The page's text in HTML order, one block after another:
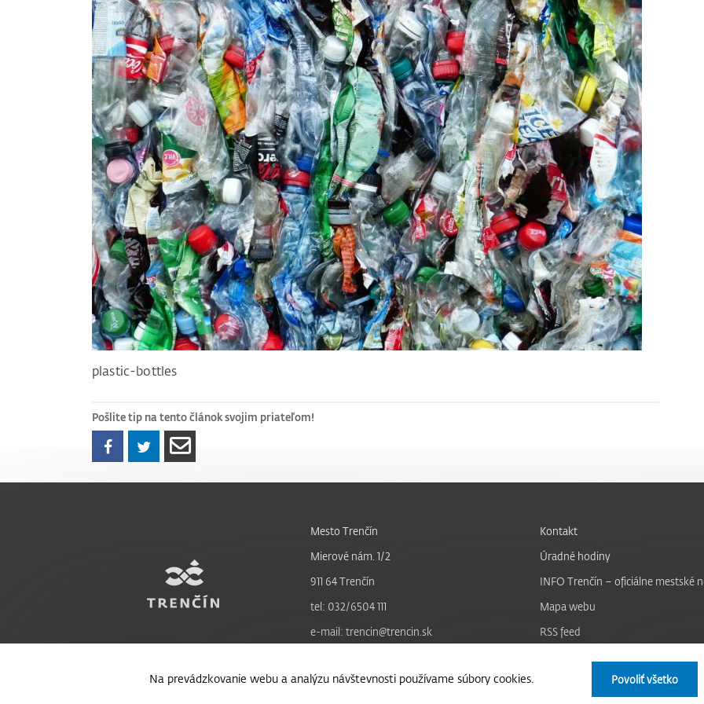
plastic-bottles
Pošlite tip na tento článok svojim priateľom!
Na prevádzkovanie webu a analýzu návštevnosti používame súbory cookies. Povoliť všetko
Mesto Trenčín
Mierové nám. 1/2
911 64 Trenčín
tel: 032/6504 111
e-mail: trencin@trencin.sk
Kontakt
Úradné hodiny
INFO Trenčín – oficiálne mestské
Mapa webu
RSS feed